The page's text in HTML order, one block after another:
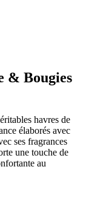
& Bougies
havres de
élaborés avec
ses fragrances
une touche de
au